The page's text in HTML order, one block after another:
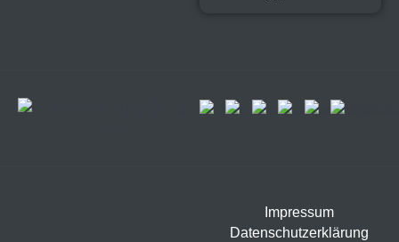
Impressum
Datenschutzerklärung